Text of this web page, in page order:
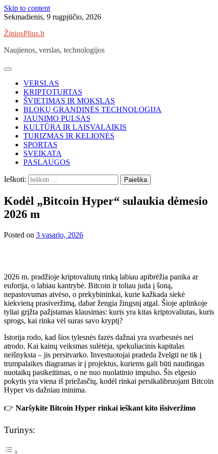
Skip to content
Sekmadienis, 9 rugpjūčio, 2026
ŽiniosPlius.lt
Naujienos, verslas, technologijos
VERSLAS
KRIPTOTURTAS
ŠVIETIMAS IR MOKSLAS
BLOKŲ GRANDINĖS TECHNOLOGIJA
JAUNIMO PULSAS
KULTŪRA IR LAISVALAIKIS
TURIZMAS IR KELIONĖS
SPORTAS
SVEIKATA
PASLAUGOS
Ieškoti:
Kodėl „Bitcoin Hyper“ sulaukia dėmesio
2026 m
Posted on 3 vasario, 2026
2026 m. pradžioje kriptovaliutų rinką labiau apibrėžia panika ar
euforija, o labiau kantrybė. Bitcoin ir toliau juda į šoną,
nepastovumas atvėso, o prekybininkai, kurie kažkada siekė
kiekvieną prasiveržimą, dabar žengia žingsnį atgal. Šioje aplinkoje
tyliai grįžta pažįstamas klausimas: kuris yra kitas kriptovaliutas, kuris
sprogs, kai rinka vėl suras savo kryptį?
Istorija rodo, kad šios tylesnės fazės dažnai yra svarbesnės nei
atrodo. Kai kainų veiksmas sulėtėja, spekuliacinis kapitalas
neišnyksta – jis persitvarko. Investuotojai pradeda žvelgti ne tik į
trumpalaikes diagramas ir į projektus, kuriems gali būti naudingas
nuotaikų pasikeitimas, o ne nuo nuolatinio impulso. Šis elgesio
pokytis yra viena iš priežasčių, kodėl rinkai persikalibruojant Bitcoin
Hyper vis dažniau minima.
👉 Naršykite Bitcoin Hyper rinkai ieškant kito išsiveržimo
Turinys: